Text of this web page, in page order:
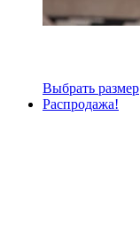
Выбрать размер
Распродажа!